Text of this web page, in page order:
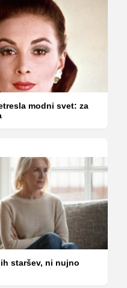
modni svet: za
staršev, ni nujno